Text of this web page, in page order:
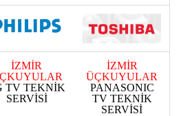
İZMİR
TV TEKNİK
SERVİSİ
İZMİR
ÜÇKUYULAR
PANASONIC
TV TEKNİK
SERVİSİ